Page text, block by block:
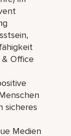
Office
sicheres
Medien